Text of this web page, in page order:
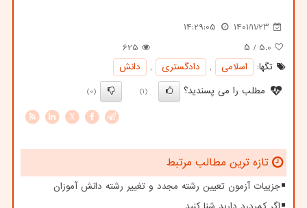
1401/11/23
14:29:05
5.0 / ۵
625
تگها:
اسلامی , دادگستری ,
دانش
مطلب را می پسندید؟
(1)
(0)
X
تازه ترین مطالب مرتبط
جزییات آزمون تعیین رشته مجدد و تغییر رشته دانش آموزان